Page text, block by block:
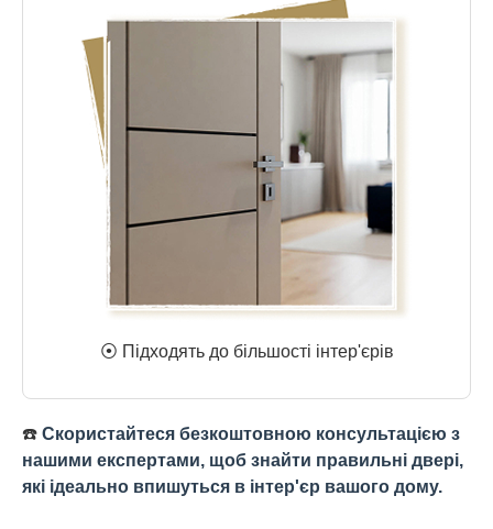
⦿ Підходять до більшості інтер'єрів
☎️ Скористайтеся безкоштовною консультацією з
нашими експертами, щоб знайти правильні двері,
які ідеально впишуться в інтер'єр вашого дому.